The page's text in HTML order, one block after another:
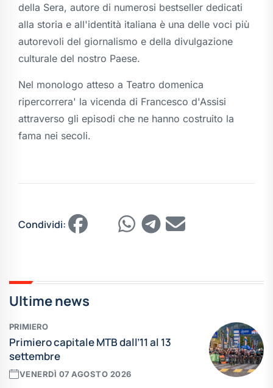
della Sera, autore di numerosi bestseller dedicati
alla storia e all'identità italiana è una delle voci più
autorevoli del giornalismo e della divulgazione
culturale del nostro Paese.
Nel monologo atteso a Teatro domenica
ripercorrera' la vicenda di Francesco d'Assisi
attraverso gli episodi che ne hanno costruito la
fama nei secoli.
Condividi:
Ultime news
PRIMIERO
Primiero capitale MTB dall’11 al 13
settembre
VENERDÌ 07 AGOSTO 2026